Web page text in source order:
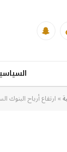
Snapchat
»ارتفاع أرباح البنوك السعودية